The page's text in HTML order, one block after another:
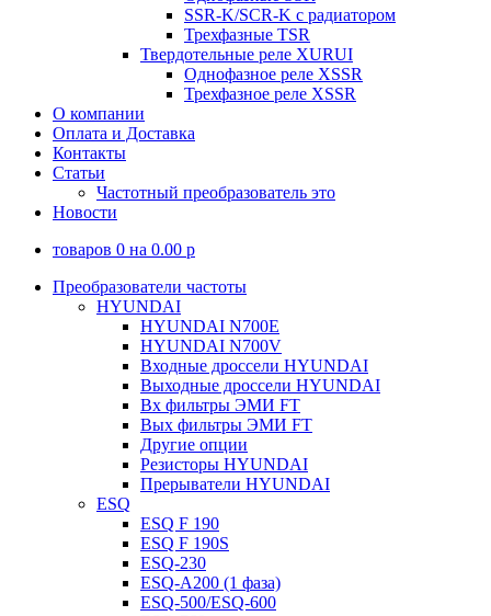
SSR-K/SCR-K с радиатором
Трехфазные TSR
Твердотельные реле XURUI
Однофазное реле XSSR
Трехфазное реле XSSR
О компании
Оплата и Доставка
Контакты
Статьи
Частотный преобразователь это
Новости
товаров 0 на 0.00 p
Преобразователи частоты
HYUNDAI
HYUNDAI N700E
HYUNDAI N700V
Входные дроссели HYUNDAI
Выходные дроссели HYUNDAI
Вх фильтры ЭМИ FT
Вых фильтры ЭМИ FT
Другие опции
Резисторы HYUNDAI
Прерыватели HYUNDAI
ESQ
ESQ F 190
ESQ F 190S
ESQ-230
ESQ-A200 (1 фаза)
ESQ-500/ESQ-600